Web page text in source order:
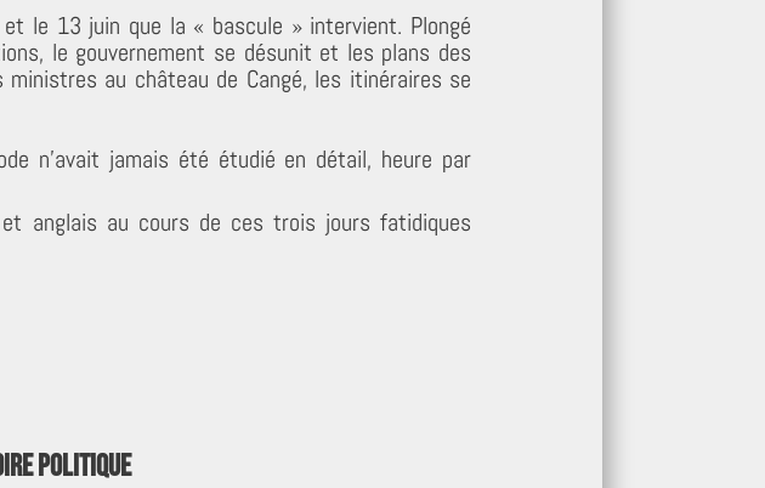
le 13 juin que la « bascule » intervient. Plongé
le gouvernement se désunit et les plans des
au château de Cangé, les itinéraires se
n’avait jamais été étudié en détail, heure par
anglais au cours de ces trois jours fatidiques
politique